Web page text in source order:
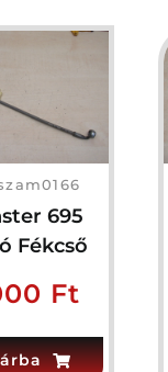
695
Fékcső
Ft